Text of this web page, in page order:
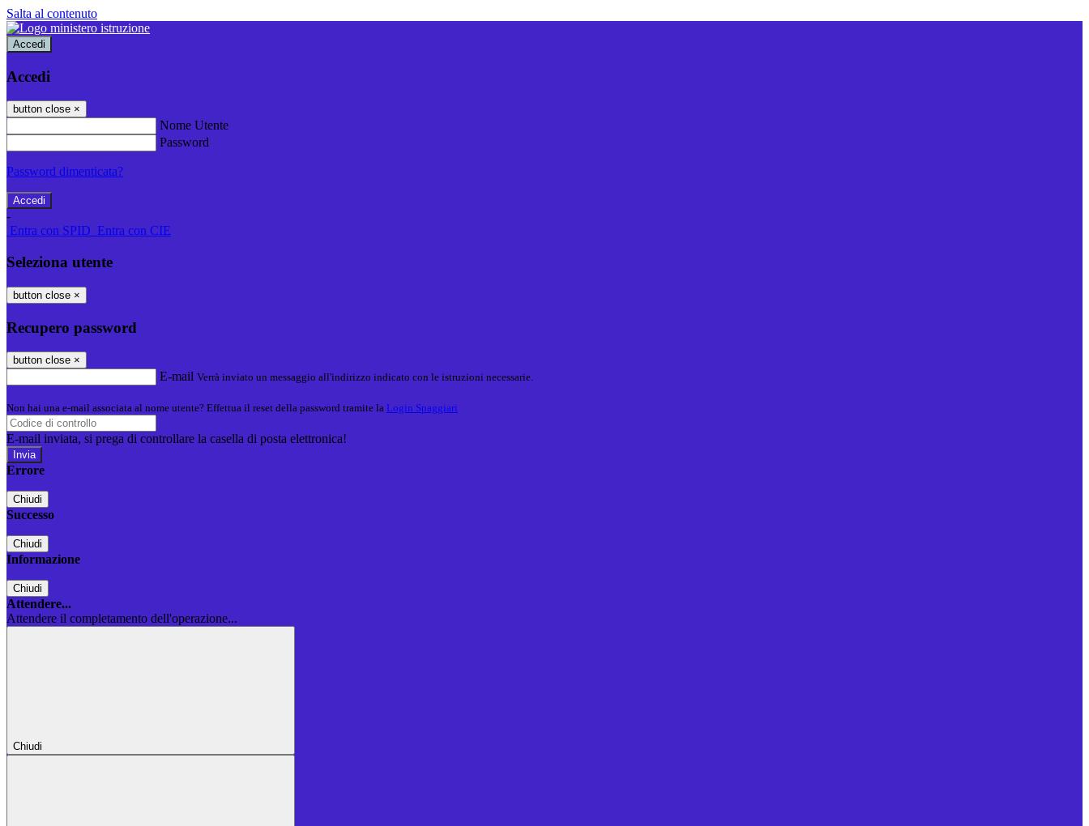
Salta al contenuto
Accedi
Accedi
button close ×
Nome Utente
Password
Password dimenticata?
-
Entra con SPID Entra con CIE
Seleziona utente
button close ×
Recupero password
button close ×
E-mail Verrà inviato un messaggio all'indirizzo indicato con le istruzioni necessarie.
Non hai una e-mail associata al nome utente? Effettua il reset della password tramite la Login Spaggiari
E-mail inviata, si prega di controllare la casella di posta elettronica!
Errore
Chiudi
Successo
Chiudi
Informazione
Chiudi
Attendere...
Attendere il completamento dell'operazione...
Chiudi